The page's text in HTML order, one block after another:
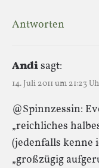
Antworten
Andisagt:
14. Juli 2011 um 21:23
@Spinnzessin:
„reichliches
(jedenfalls kenne
„großzügig